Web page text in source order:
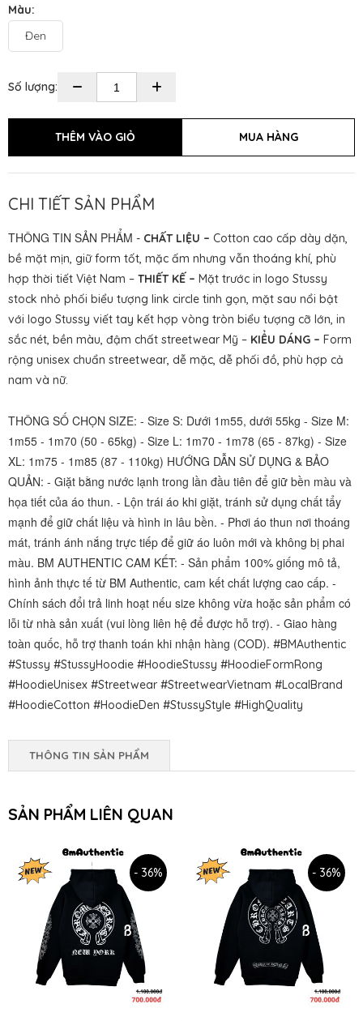
Màu:
Đen
Số lượng:
CHI TIẾT SẢN PHẨM
THÔNG TIN SẢN PHẨM - CHẤT LIỆU – Cotton cao cấp dày dặn,
bề mặt mịn, giữ form tốt, mặc ấm nhưng vẫn thoáng khí, phù
hợp thời tiết Việt Nam – THIẾT KẾ – Mặt trước in logo Stussy
stock nhỏ phối biểu tượng link circle tinh gọn, mặt sau nổi bật
với logo Stussy viết tay kết hợp vòng tròn biểu tượng cỡ lớn, in
sắc nét, bền màu, đậm chất streetwear Mỹ – KIỂU DÁNG – Form
rộng unisex chuẩn streetwear, dễ mặc, dễ phối đồ, phù hợp cả
nam và nữ.
THÔNG SỐ CHỌN SIZE: - Size S: Dưới 1m55, dưới 55kg - Size M:
1m55 - 1m70 (50 - 65kg) - Size L: 1m70 - 1m78 (65 - 87kg) - Size
XL: 1m75 - 1m85 (87 - 110kg) HƯỚNG DẪN SỬ DỤNG & BẢO
QUẢN: - Giặt bằng nước lạnh trong lần đầu tiên để giữ bền màu và
họa tiết của áo thun. - Lộn trái áo khi giặt, tránh sử dụng chất tẩy
mạnh để giữ chất liệu và hình in lâu bền. - Phơi áo thun nơi thoáng
mát, tránh ánh nắng trực tiếp để giữ áo luôn mới và không bị phai
màu. BM AUTHENTIC CAM KẾT: - Sản phẩm 100% giống mô tả,
hình ảnh thực tế từ BM Authentic, cam kết chất lượng cao cấp. -
Chính sách đổi trả linh hoạt nếu size không vừa hoặc sản phẩm có
lỗi từ nhà sản xuất (vui lòng liên hệ để được hỗ trợ). - Giao hàng
toàn quốc, hỗ trợ thanh toán khi nhận hàng (COD). #BMAuthentic
#Stussy #StussyHoodie #HoodieStussy #HoodieFormRong
#HoodieUnisex #Streetwear #StreetwearVietnam #LocalBrand
#HoodieCotton #HoodieDen #StussyStyle #HighQuality
THÔNG TIN SẢN PHẨM
SẢN PHẨM LIÊN QUAN
- 36% - 36%